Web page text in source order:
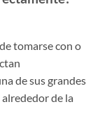
tomarse con o
de sus grandes
de la